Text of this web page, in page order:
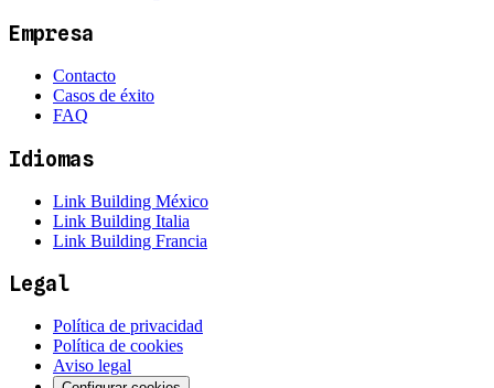
Empresa
Contacto
Casos de éxito
FAQ
Idiomas
Link Building México
Link Building Italia
Link Building Francia
Legal
Política de privacidad
Política de cookies
Aviso legal